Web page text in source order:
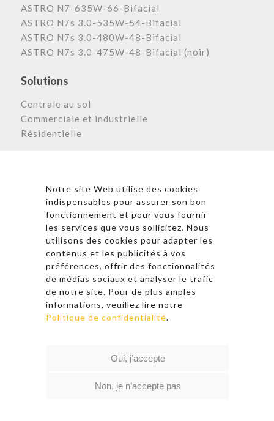
Notre site Web utilise des cookies
indispensables pour assurer son bon
fonctionnement et pour vous fournir
les services que vous sollicitez. Nous
utilisons des cookies pour adapter les
contenus et les publicités à vos
préférences, offrir des fonctionnalités
de médias sociaux et analyser le trafic
de notre site. Pour de plus amples
informations, veuillez lire notre
Politique de confidentialité.
Oui, j’accepte
Non, je n’accepte pas
ASTRO N7-635W-66-Bifacial
ASTRO N7s 3.0-535W-54-Bifacial
ASTRO N7s 3.0-480W-48-Bifacial
ASTRO N7s 3.0-475W-48-Bifacial (noir)
Solutions
Centrale au sol
Commerciale et industrielle
Résidentielle
* En cliquant sur « S’inscrire », j’accepte la politique de
confidentialité et les conditions d’utilisation
d’Astronergy.
Suivez-nous sur les réseaux sociaux
Politique de confidentialité